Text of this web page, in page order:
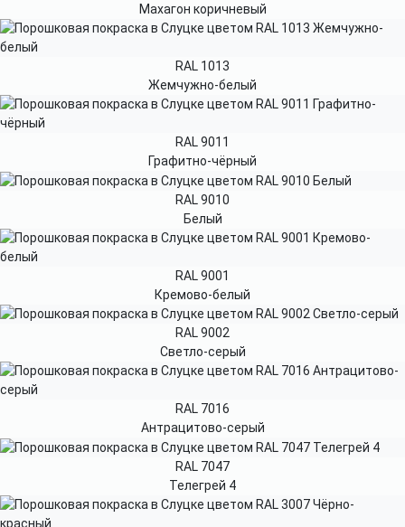
Махагон коричневый
RAL 1013
Жемчужно-белый
RAL 9011
Графитно-чёрный
RAL 9010
Белый
RAL 9001
Кремово-белый
RAL 9002
Светло-серый
RAL 7016
Антрацитово-серый
RAL 7047
Телегрей 4